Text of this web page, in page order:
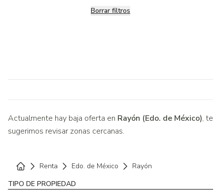
Borrar filtros
Actualmente hay baja oferta en Rayón (Edo. de México), te
sugerimos revisar zonas cercanas.
Renta Edo. de México
Rayón
TIPO DE PROPIEDAD